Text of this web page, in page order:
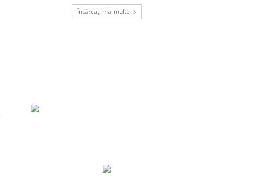
Încărcați mai multe